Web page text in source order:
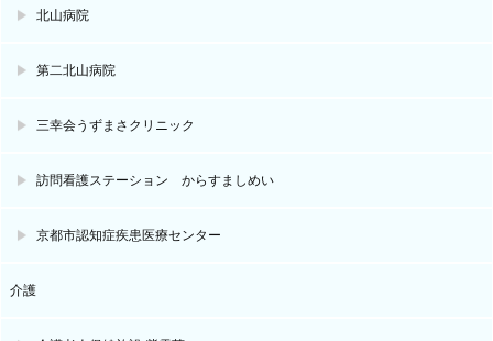
北山病院
第二北山病院
三幸会うずまさクリニック
訪問看護ステーション からすましめい
京都市認知症疾患医療センター
介護